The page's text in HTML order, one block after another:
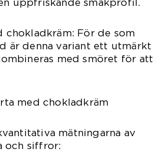
uppfriskande smakprofil.
chokladkräm: För de som
är denna variant ett utmärkt
med smöret för att
med chokladkräm
mätningarna av
och siffror: